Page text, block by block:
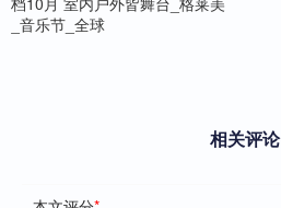
_音乐节_全球
相关评论